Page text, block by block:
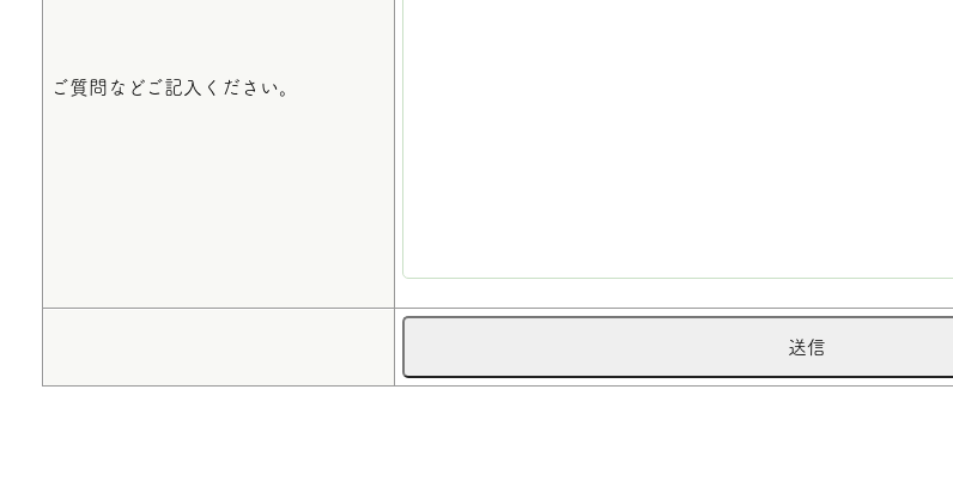
ご質問などご記入ください。